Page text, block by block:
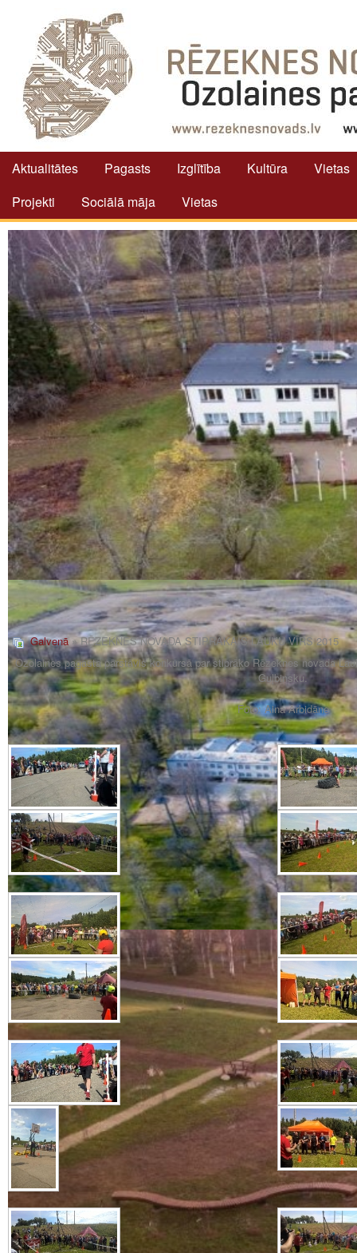
Aktualitātes Pagasts Izglītība Kultūra
Vietas
Projekti
Sociālā māja Vietas
Galvenā» RĒZEKNES NOVADA STIPRĀKAIS LAUKU VĪRS 2015
Ozolaines pagasta pārstāvis konkursā par stiprāko Rēzeknes novada
Guļbinsku.
Foto: Aina Arbidāne